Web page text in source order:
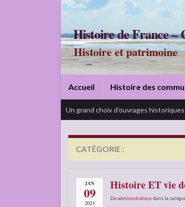
Histoire de France –
Histoire et patrimoine
Accueil Histoire des
Un grand choix d’ouvrages historiques
CATÉGORIE :
JAN
09
2023
Histoire ET vie
Deadministrateurdans la